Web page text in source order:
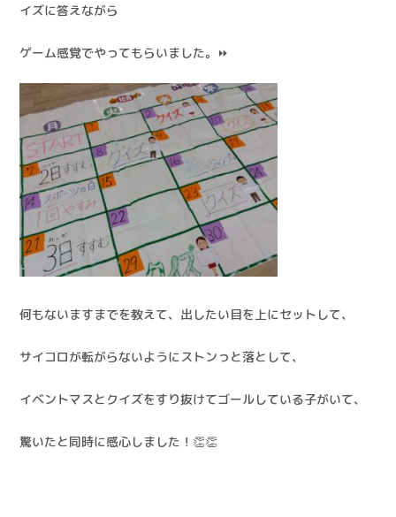
イズに答えながら
ゲーム感覚でやってもらいました。⏩
何もないますまでを教えて、出したい目を上にセットして、
サイコロが転がらないようにストンっと落として、
イベントマスとクイズをすり抜けてゴールしている子がいて、
驚いたと同時に感心しました！👏👏